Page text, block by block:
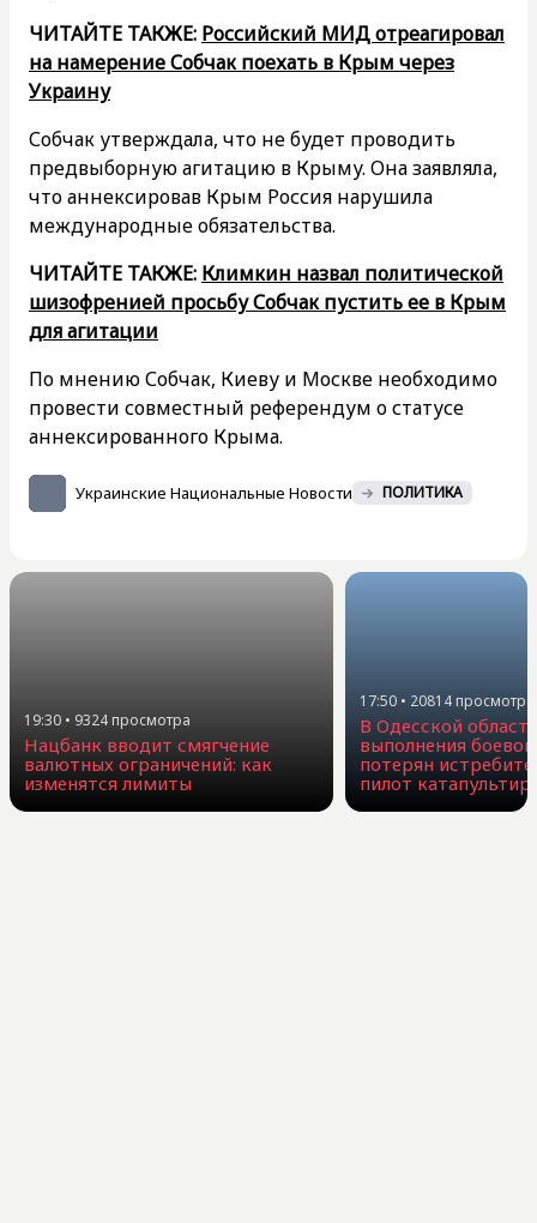
ЧИТАЙТЕ ТАКЖЕ: Российский МИД отреагировал
на намерение Собчак поехать в Крым через
Украину
Собчак утверждала, что не будет проводить
предвыборную агитацию в Крыму. Она заявляла,
что аннексировав Крым Россия нарушила
международные обязательства.
ЧИТАЙТЕ ТАКЖЕ: Климкин назвал политической
шизофренией просьбу Собчак пустить ее в Крым
для агитации
По мнению Собчак, Киеву и Москве необходимо
провести совместный референдум о статусе
аннексированного Крыма.
Украинские Национальные Новости ПОЛИТИКА
19:30 • 9324 просмотра
Нацбанк вводит смягчение
валютных ограничений: как
изменятся лимиты
17:50 • 20814 просмотра
В Одесской
выполнения
потерян
пилот